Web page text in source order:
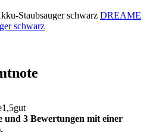
DREAME
schwarz
1,5gut
und 3 Bewertungen mit einer